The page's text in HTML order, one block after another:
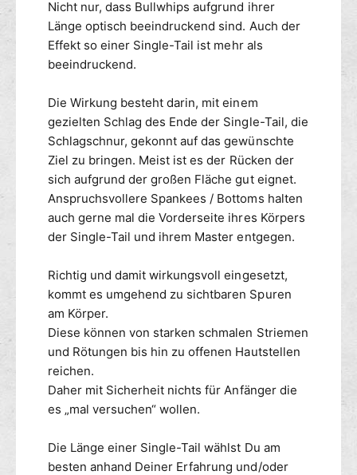
s
c
h
e
S
n
g
l
e
t
i
l
1
0
c
m
n
p
e
i
c
h
e
S
i
n
l
e
a
i
l
1
4
0
c
m
Nicht nur, dass Bullwhips aufgrund ihrer
Länge optisch beeindruckend sind. Auch der
Effekt so einer Single-Tail ist mehr als
beeindruckend.
Die Wirkung besteht darin, mit einem
gezielten Schlag des Ende der Single-Tail, die
Schlagschnur, gekonnt auf das gewünschte
Ziel zu bringen. Meist ist es der Rücken der
sich aufgrund der großen Fläche gut eignet.
Anspruchsvollere Spankees / Bottoms halten
auch gerne mal die Vorderseite ihres Körpers
der Single-Tail und ihrem Master entgegen.
Richtig und damit wirkungsvoll eingesetzt,
kommt es umgehend zu sichtbaren Spuren
am Körper.
Diese können von starken schmalen Striemen
und Rötungen bis hin zu offenen Hautstellen
reichen.
Daher mit Sicherheit nichts für Anfänger die
es „mal versuchen“ wollen.
Die Länge einer Single-Tail wählst Du am
besten anhand Deiner Erfahrung und/oder